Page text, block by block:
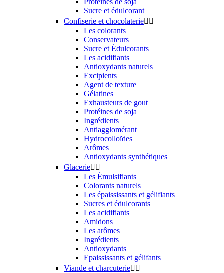
Protéines de soja
Sucre et édulcorant
Confiserie et chocolaterie 
Les colorants
Conservateurs
Sucre et Édulcorants
Les acidifiants
Antioxydants naturels
Excipients
Agent de texture
Gélatines
Exhausteurs de gout
Protéines de soja
Ingrédients
Antiagglomérant
Hydrocolloïdes
Arômes
Antioxydants synthétiques
Glacerie 
Les Émulsifiants
Colorants naturels
Les épaississants et gélifiants
Sucres et édulcorants
Les acidifiants
Amidons
Les arômes
Ingrédients
Antioxydants
Epaississants et gélifants
Viande et charcuterie 